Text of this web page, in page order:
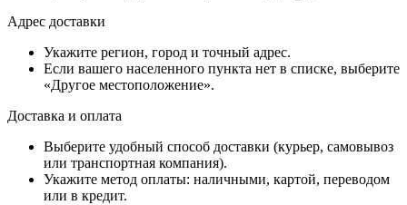
Адрес доставки
Укажите регион, город и точный адрес.
Если вашего населенного пункта нет в списке, выберите
«Другое местоположение».
Доставка и оплата
Выберите удобный способ доставки (курьер, самовывоз
или транспортная компания).
Укажите метод оплаты: наличными, картой, переводом
или в кредит.